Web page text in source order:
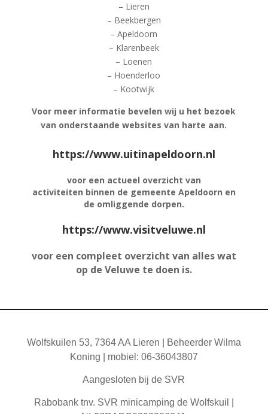
– Lieren
– Beekbergen
– Apeldoorn
– Klarenbeek
– Loenen
– Hoenderloo
– Kootwijk
Voor meer informatie bevelen wij u het bezoek
van onderstaande websites van harte aan.
https://www.uitinapeldoorn.nl
voor een actueel overzicht van
activiteiten binnen de gemeente Apeldoorn en
de omliggende dorpen.
https://www.visitveluwe.nl
voor een compleet overzicht van alles wat
op de Veluwe te doen is.
Wolfskuilen 53, 7364 AA Lieren | Beheerder Wilma
Koning | mobiel: 06-36043807
Aangesloten bij de SVR
Rabobank tnv. SVR minicamping de Wolfskuil |